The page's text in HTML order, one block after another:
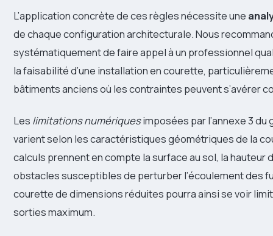
L’application concrète de ces règles nécessite une
de chaque configuration architecturale. Nous
systématiquement de faire appel à un professionnel
la faisabilité d’une installation en courette,
bâtiments anciens où les contraintes peuvent s’avérer
Les limitations numériquesimposées par l’annexe 3 du
varient selon les caractéristiques géométriques de la
calculs prennent en compte la surface au sol, la hauteur
obstacles susceptibles de perturber l’écoulement des
courette de dimensions réduites pourra ainsi se voir
sorties maximum.